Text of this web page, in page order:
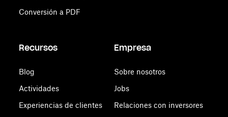
Conversión a PDF
Recursos
Blog
Actividades
Experiencias de clientes
Empresa
Sobre nosotros
Jobs
Relaciones con inversores